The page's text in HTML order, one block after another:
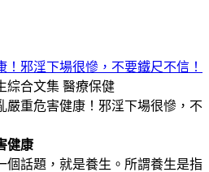
邪淫下場很慘，不要鐵尺不信！
綜合文集 醫療保健
嚴重危害健康！邪淫下場很慘，不
健康
話題，就是養生。所謂養生是指